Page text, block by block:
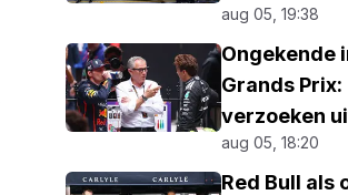
aug 05, 19:38
Ongekende
Grands
verzoeken
aug 05, 18:20
Red Bull als